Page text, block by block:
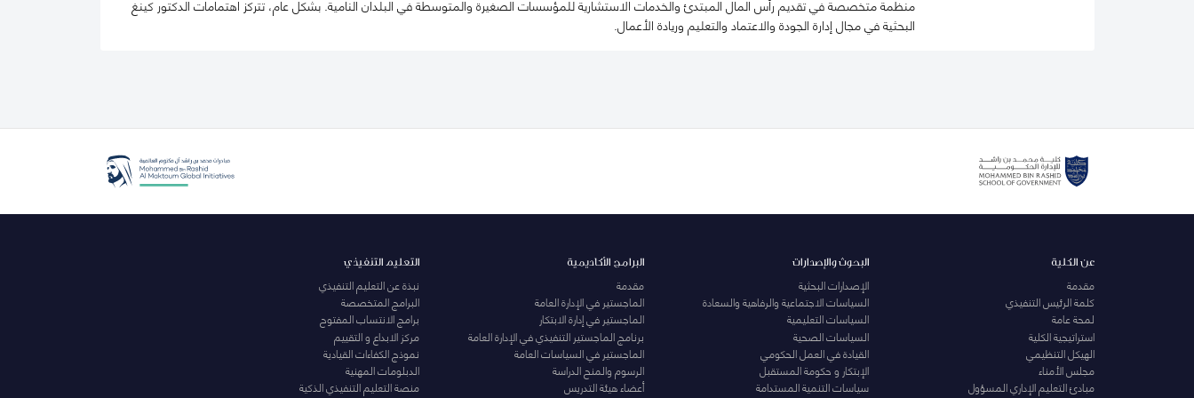
منظمة متخصصة في تقديم رأس المال المبتدئ والخدمات الاستشارية للمؤسسات الصغيرة والمتوسطة في البلدان النامية. بشكل عام، تتركز اهتمامات الدكتور كينغ
البحثية في مجال إدارة الجودة والاعتماد والتعليم وريادة الأعمال.
عن الكلية
مقدمة
كلمة الرئيس التنفيذي
لمحة عامة
استراتيجية الكلية
الهيكل التنظيمي
مجلس الأمناء
مبادئ التعليم الإداري المسؤول
البحوث والإصدارات
الإصدارات البحثية
السياسات الاجتماعية والرفاهية والسعادة
السياسات التعليمية
السياسات الصحية
القيادة في العمل الحكومي
الإبتكار و حكومة المستقبل
سياسات التنمية المستدامة
البرامج الأكاديمية
مقدمة
الماجستير في الإدارة العامة
الماجستير في إدارة الابتكار
برنامج الماجستير التنفيذي في الإدارة العامة
الماجستير في السياسات العامة
الرسوم والمنح الدراسة
أعضاء هيئة التدريس
التعليم التنفيذي
نبذة عن التعليم التنفيذي
البرامج المتخصصة
برامج الانتساب المفتوح
مركز الابداع و التقييم
نموذج الكفاءات القيادية
الدبلومات المهنية
منصة التعليم التنفيذي الذكية